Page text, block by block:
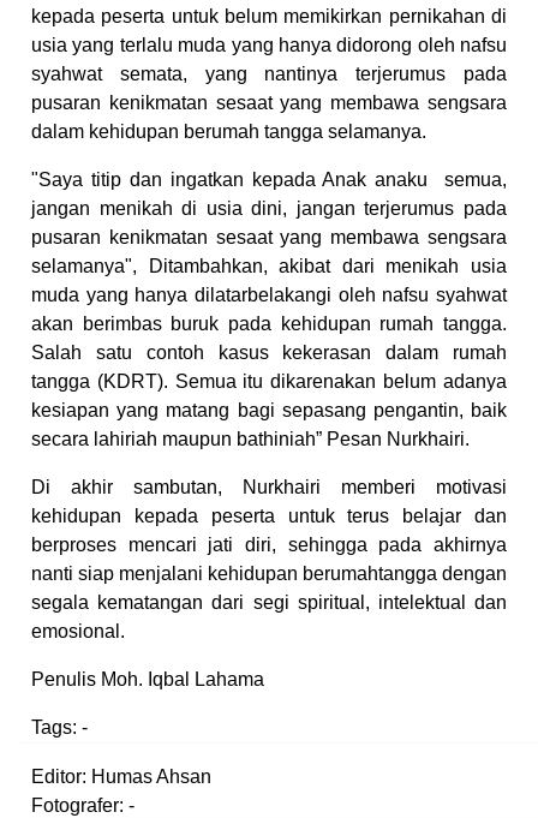
kepada peserta untuk belum memikirkan pernikahan di
usia yang terlalu muda yang hanya didorong oleh nafsu
syahwat semata, yang nantinya terjerumus pada
pusaran kenikmatan sesaat yang membawa sengsara
dalam kehidupan berumah tangga selamanya.
"Saya titip dan ingatkan kepada Anak anaku semua,
jangan menikah di usia dini, jangan terjerumus pada
pusaran kenikmatan sesaat yang membawa sengsara
selamanya", Ditambahkan, akibat dari menikah usia
muda yang hanya dilatarbelakangi oleh nafsu syahwat
akan berimbas buruk pada kehidupan rumah tangga.
Salah satu contoh kasus kekerasan dalam rumah
tangga (KDRT). Semua itu dikarenakan belum adanya
kesiapan yang matang bagi sepasang pengantin, baik
secara lahiriah maupun bathiniah” Pesan Nurkhairi.
Di akhir sambutan, Nurkhairi memberi motivasi
kehidupan kepada peserta untuk terus belajar dan
berproses mencari jati diri, sehingga pada akhirnya
nanti siap menjalani kehidupan berumahtangga dengan
segala kematangan dari segi spiritual, intelektual dan
emosional.
Penulis Moh. Iqbal Lahama
Tags: -
Editor: Humas Ahsan
Fotografer: -